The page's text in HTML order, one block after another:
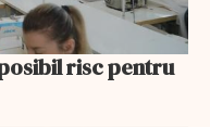
risc pentru